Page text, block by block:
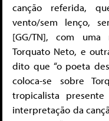
canção referida,
vento/sem lenço,
[GG/TN], com
Torquato Neto, e
dito que “o poeta
coloca-se sobre
tropicalista
interpretação da